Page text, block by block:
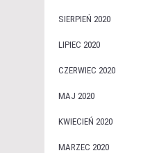
SIERPIEŃ 2020
LIPIEC 2020
CZERWIEC 2020
MAJ 2020
KWIECIEŃ 2020
MARZEC 2020